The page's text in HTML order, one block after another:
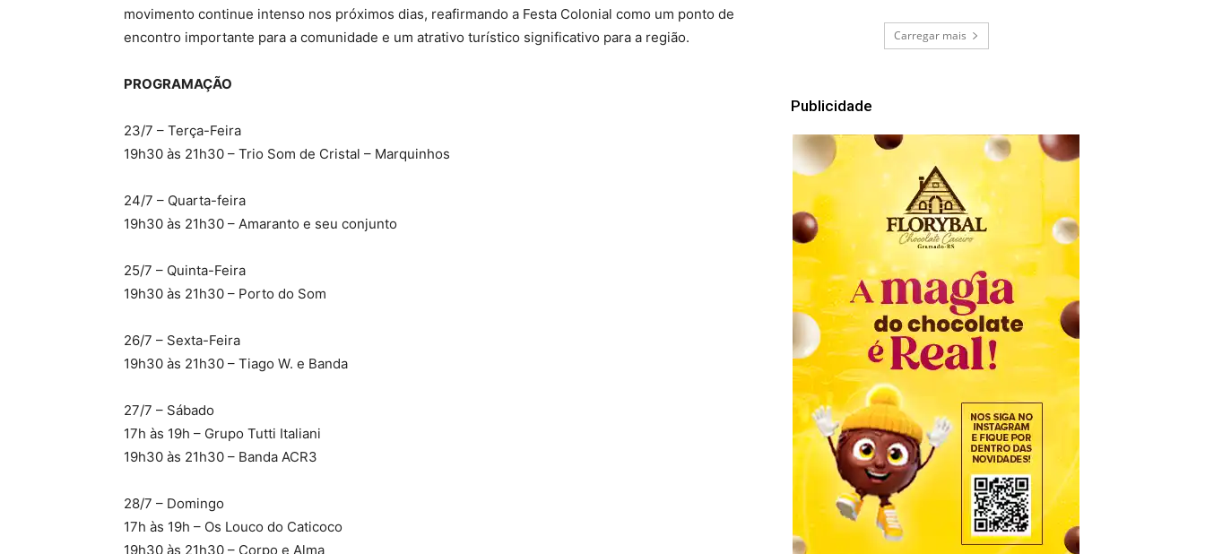
movimento continue intenso nos próximos dias, reafirmando a Festa Colonial como um ponto de
encontro importante para a comunidade e um atrativo turístico significativo para a região.
PROGRAMAÇÃO
23/7 – Terça-Feira
19h30 às 21h30 – Trio Som de Cristal – Marquinhos
24/7 – Quarta-feira
19h30 às 21h30 – Amaranto e seu conjunto
25/7 – Quinta-Feira
19h30 às 21h30 – Porto do Som
26/7 – Sexta-Feira
19h30 às 21h30 – Tiago W. e Banda
27/7 – Sábado
17h às 19h – Grupo Tutti Italiani
19h30 às 21h30 – Banda ACR3
28/7 – Domingo
17h às 19h – Os Louco do Caticoco
19h30 às 21h30 – Corpo e Alma
Carregar mais
Publicidade